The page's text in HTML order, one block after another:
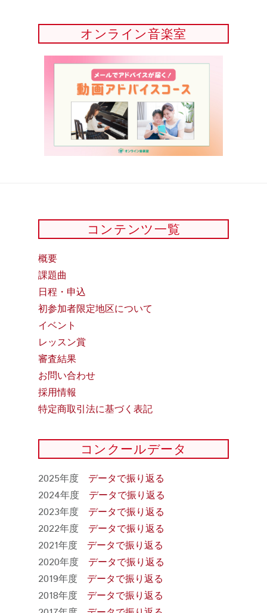
オンライン音楽室
コンテンツ一覧
概要
課題曲
日程・申込
初参加者限定地区について
イベント
レッスン賞
審査結果
お問い合わせ
採用情報
特定商取引法に基づく表記
コンクールデータ
2025年度 データで振り返る
2024年度 データで振り返る
2023年度 データで振り返る
2022年度 データで振り返る
2021年度 データで振り返る
2020年度 データで振り返る
2019年度 データで振り返る
2018年度 データで振り返る